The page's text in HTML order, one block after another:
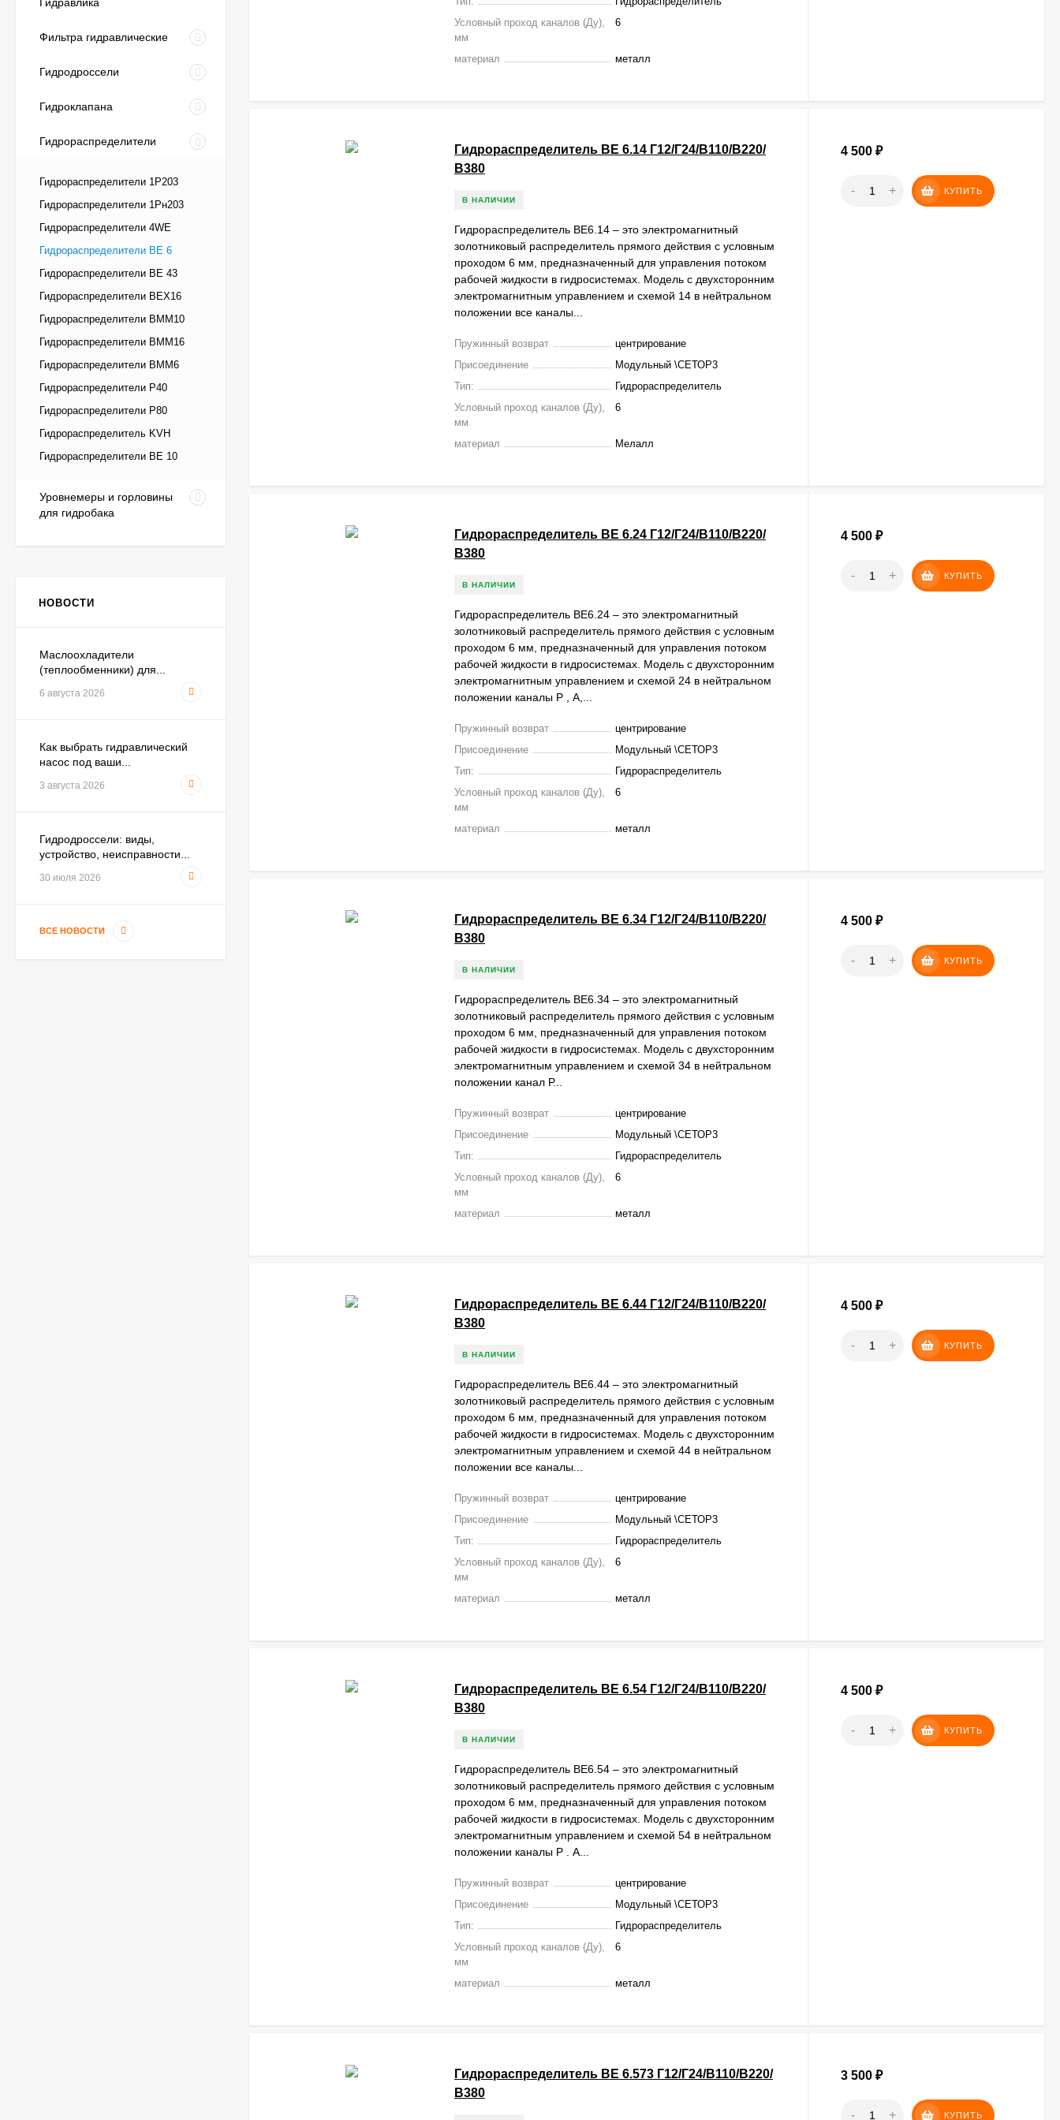
В110 = 110В Г48=48В
В220 = 220В Г220=220В
Давление нагнетания в линиях A, B, P, Мпа
Минеральное масло
Диапазон температур рабочей жидкости, ºС -30 ... +80
Температура окружающей среды, ºС до +50
2.2
Схемы гидрораспределителей ВЕ 6
с двухсторонним электромагнитным управлением
с односторонним электромагнитным управлением
Условный проход каналов (Ду),
мм
6
материал металл
Гидрораспределитель ВЕ 6.14 Г12/Г24/В110/В220/
В380
В НАЛИЧИИ
Гидрораспределитель ВЕ6.14 – это электромагнитный
золотниковый распределитель прямого действия с условным
проходом 6 мм, предназначенный для управления потоком
рабочей жидкости в гидросистемах. Модель с двухсторонним
электромагнитным управлением и схемой 14 в нейтральном
положении все каналы...
Пружинный возврат
центрирование
Присоединение
Модульный \СЕТОР3
Тип:
Гидрораспределитель
Условный проход каналов (Ду),
мм
6
материал Мелалл
4 500 ₽
- + КУПИТЬ
Гидрораспределитель ВЕ 6.24 Г12/Г24/В110/В220/
В380
В НАЛИЧИИ
Гидрораспределитель ВЕ6.24 – это электромагнитный
золотниковый распределитель прямого действия с условным
проходом 6 мм, предназначенный для управления потоком
рабочей жидкости в гидросистемах. Модель с двухсторонним
электромагнитным управлением и схемой 24 в нейтральном
положении каналы Р , А,...
Пружинный возврат
центрирование
Присоединение
Модульный \СЕТОР3
Тип:
Гидрораспределитель
Условный проход каналов (Ду),
мм
6
материал металл
4 500 ₽
- + КУПИТЬ
Гидрораспределитель ВЕ 6.34 Г12/Г24/В110/В220/
В380
В НАЛИЧИИ
Гидрораспределитель ВЕ6.34 – это электромагнитный
золотниковый распределитель прямого действия с условным
проходом 6 мм, предназначенный для управления потоком
рабочей жидкости в гидросистемах. Модель с двухсторонним
электромагнитным управлением и схемой 34 в нейтральном
положении канал Р...
Пружинный возврат
центрирование
Присоединение
Модульный \СЕТОР3
Тип:
Гидрораспределитель
Условный проход каналов (Ду),
мм
6
материал металл
4 500 ₽
- + КУПИТЬ
Гидрораспределитель ВЕ 6.44 Г12/Г24/В110/В220/
В380
В НАЛИЧИИ
Гидрораспределитель ВЕ6.44 – это электромагнитный
золотниковый распределитель прямого действия с условным
проходом 6 мм, предназначенный для управления потоком
рабочей жидкости в гидросистемах. Модель с двухсторонним
электромагнитным управлением и схемой 44 в нейтральном
положении все каналы...
Пружинный возврат
центрирование
Присоединение
Модульный \СЕТОР3
Тип:
Гидрораспределитель
Условный проход каналов (Ду),
мм
6
материал металл
4 500 ₽
- + КУПИТЬ
Гидрораспределитель ВЕ 6.54 Г12/Г24/В110/В220/
В380
В НАЛИЧИИ
Гидрораспределитель ВЕ6.54 – это электромагнитный
золотниковый распределитель прямого действия с условным
проходом 6 мм, предназначенный для управления потоком
рабочей жидкости в гидросистемах. Модель с двухсторонним
электромагнитным управлением и схемой 54 в нейтральном
положении каналы Р . А...
Пружинный возврат
центрирование
Присоединение
Модульный \СЕТОР3
Тип:
Гидрораспределитель
Условный проход каналов (Ду),
мм
6
материал металл
4 500 ₽
- + КУПИТЬ
Гидрораспределитель ВЕ 6.573 Г12/Г24/В110/В220/
В380
3 500 ₽
- + КУПИТЬ
Фильтра гидравлические
Гидродроссели
Гидроклапана
Гидрораспределители
Гидрораспределители 1Р203
Гидрораспределители 1Рн203
Гидрораспределители 4WE
Гидрораспределители ВЕ 6
Гидрораспределители ВЕ 43
Гидрораспределители ВЕХ16
Гидрораспределители ВММ10
Гидрораспределители ВММ16
Гидрораспределители ВММ6
Гидрораспределители Р40
Гидрораспределители Р80
Гидрораспределитель KVH
Гидрораспределители ВЕ 10
Уровнемеры и горловины
для гидробака
НОВОСТИ
Маслоохладители
(теплообменники) для...
6 августа 2026
Как выбрать гидравлический
насос под ваши...
3 августа 2026
Гидродроссели: виды,
устройство, неисправности...
30 июля 2026
ВСЕ НОВОСТИ